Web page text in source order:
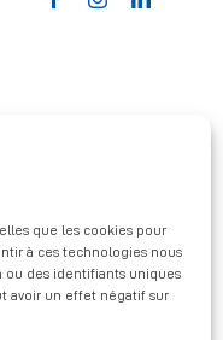
que les cookies pour
à ces technologies nous
des identifiants uniques
avoir un effet négatif sur